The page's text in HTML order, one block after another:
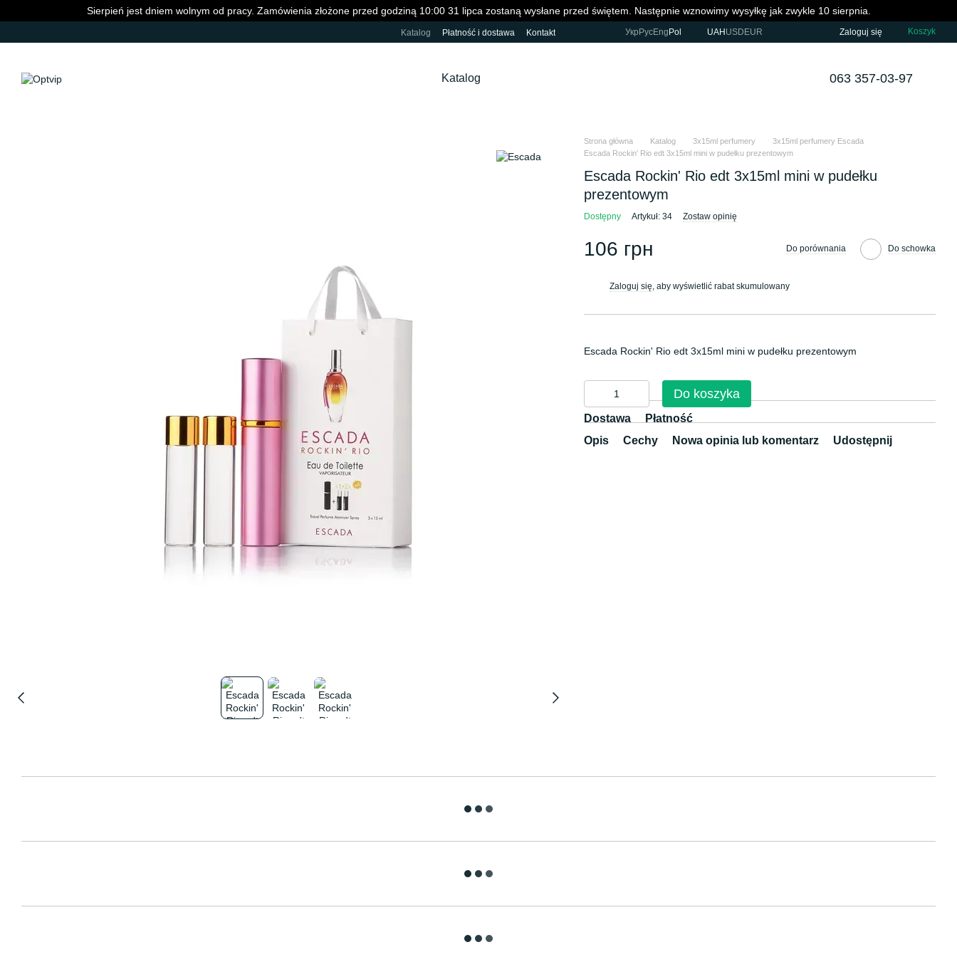
Przejdź do głównej treściSierpień jest dniem wolnym od pracy. Zamówienia złożone przed godziną 10:00 31 lipca zostaną wysłane przed świętem. Następnie wznowimy wysyłkę jak zwykle 10 sierpnia.
Katalog Płatność i dostawa Kontakt Укр РусEng Pol UAH USD EUR Zaloguj się Koszyk
Katalog 063 357-03-97
Strona główna Katalog 3x15ml perfumery
3x15ml perfumery Escada
Escada Rockin' Rio edt 3x15ml mini w pudełku prezentowym
Escada Rockin' Rio edt 3x15ml mini w pudełku
prezentowym
Dostępny Artykuł: 34 Zostaw opinię
106 грн Do porównania Do schowka
Zaloguj się , aby wyświetlić rabat skumulowany
Escada Rockin' Rio edt 3x15ml mini w pudełku prezentowym
Do koszyka
Dostawa
Płatność
Opis
Cechy Nowa opinia lub komentarz Udostępnij